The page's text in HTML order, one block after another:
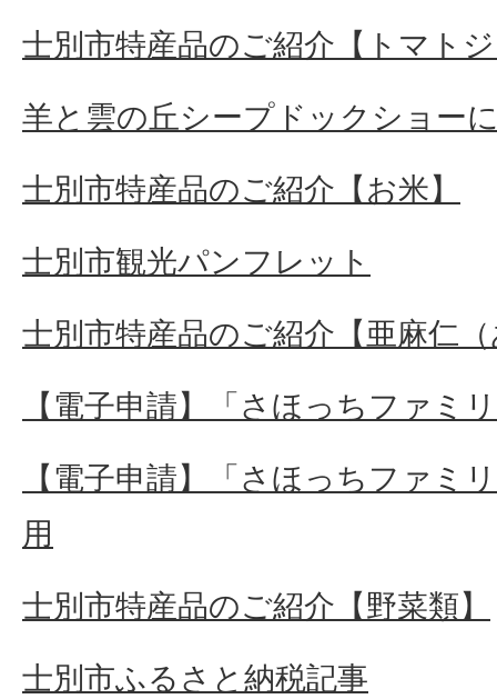
士別市特産品のご紹介【トマト
羊と雲の丘シープドックショー
士別市特産品のご紹介【お米】
士別市観光パンフレット
士別市特産品のご紹介【亜麻仁
【電子申請】「さほっちファミ
【電子申請】「さほっちファミ
用
士別市特産品のご紹介【野菜類】
士別市ふるさと納税記事